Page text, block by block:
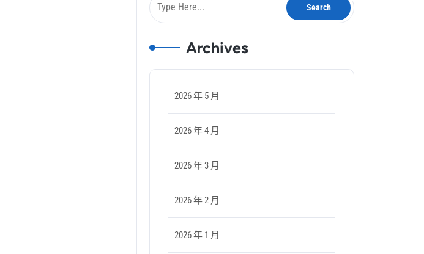
Archives
2026 年 5 月
2026 年 4 月
2026 年 3 月
2026 年 2 月
2026 年 1 月